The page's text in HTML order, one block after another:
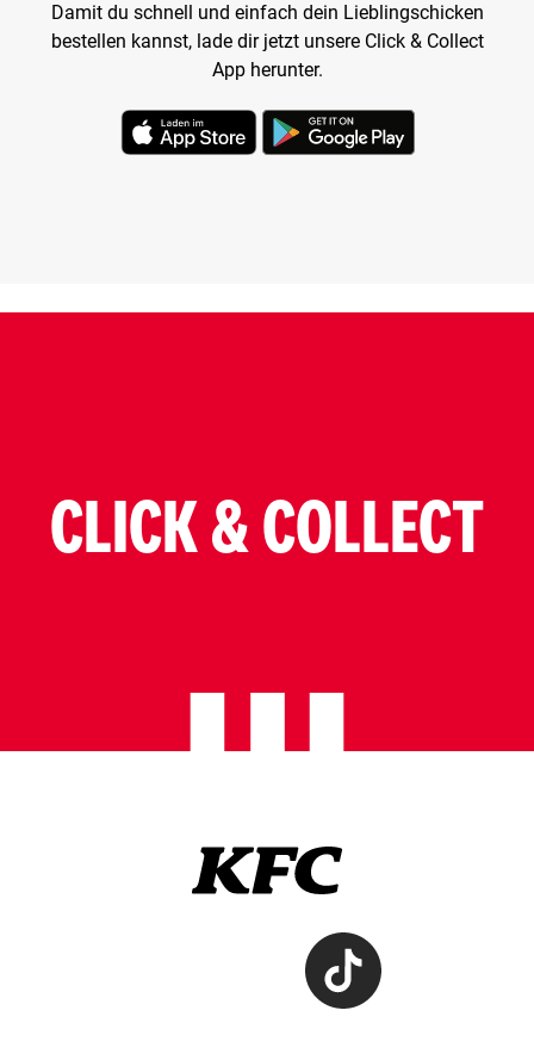
Damit du schnell und einfach dein Lieblingschicken
bestellen kannst, lade dir jetzt unsere Click & Collect
App herunter.
CLICK & COLLECT